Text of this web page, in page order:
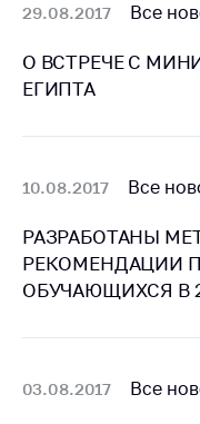
Личный
Прямaя
Электронные
Сообщить о
цен на
изделия
29.08.2017 Все
О ВСТРЕЧЕ С
ЕГИПТА
10.08.2017 Все
РАЗРАБОТАНЫ
РЕКОМЕНДАЦИИ
ОБУЧАЮЩИХСЯ В
03.08.2017 Все